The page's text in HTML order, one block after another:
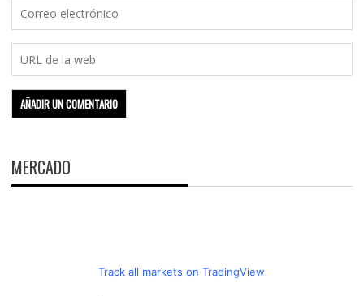
MERCADO
Track all markets on TradingView